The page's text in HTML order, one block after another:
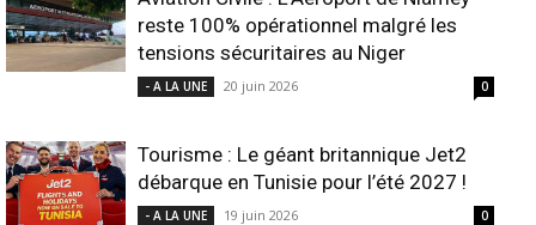
reste 100% opérationnel malgré les
tensions sécuritaires au Niger
- A LA UNE 20 juin 2026 0
Tourisme : Le géant britannique Jet2
débarque en Tunisie pour l’été 2027 !
- A LA UNE 19 juin 2026 0